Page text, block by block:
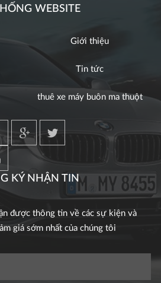
WEBSITE
Giới thiệu
Tin tức
thuê xe máy buôn ma thuột
KÝ NHẬN TIN
được thông tin về các sự kiện và
giá sớm nhất của chúng tôi